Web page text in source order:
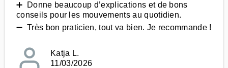
➕ Donne beaucoup d’explications et de bons
conseils pour les mouvements au quotidien.
➖ Très bon praticien, tout va bien. Je recommande !
Katja L.
11/03/2026